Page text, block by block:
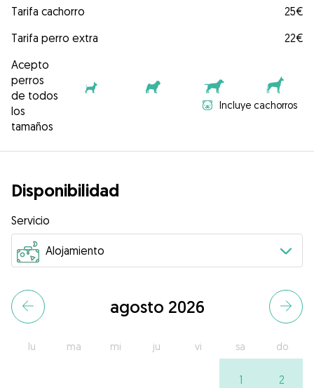
Tarifa cachorro
25€
Tarifa perro extra
22€
Acepto
perros
de todos
los
tamaños
Incluye cachorros
Disponibilidad
Servicio
agosto 2026
lu ma mi ju vi sa do
1 2